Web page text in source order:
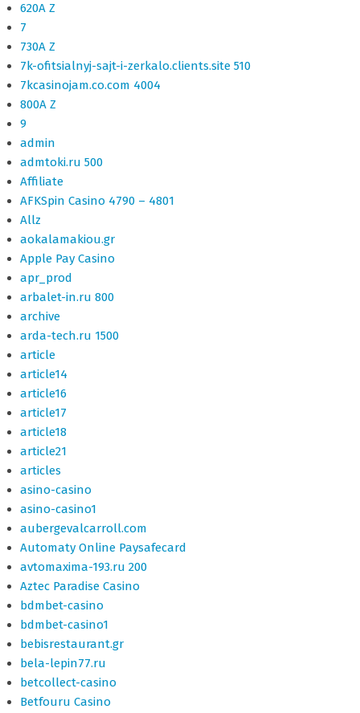
620A Z
7
730A Z
7k-ofitsialnyj-sajt-i-zerkalo.clients.site 510
7kcasinojam.co.com 4004
800A Z
9
admin
admtoki.ru 500
Affiliate
AFKSpin Casino 4790 – 4801
Allz
aokalamakiou.gr
Apple Pay Casino
apr_prod
arbalet-in.ru 800
archive
arda-tech.ru 1500
article
article14
article16
article17
article18
article21
articles
asino-casino
asino-casino1
aubergevalcarroll.com
Automaty Online Paysafecard
avtomaxima-193.ru 200
Aztec Paradise Casino
bdmbet-casino
bdmbet-casino1
bebisrestaurant.gr
bela-lepin77.ru
betcollect-casino
Betfouru Casino